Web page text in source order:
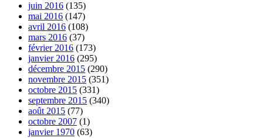
juin 2016 (135)
mai 2016 (147)
avril 2016 (108)
mars 2016 (37)
février 2016 (173)
janvier 2016 (295)
décembre 2015 (290)
novembre 2015 (351)
octobre 2015 (331)
septembre 2015 (340)
août 2015 (77)
octobre 2007 (1)
janvier 1970 (63)